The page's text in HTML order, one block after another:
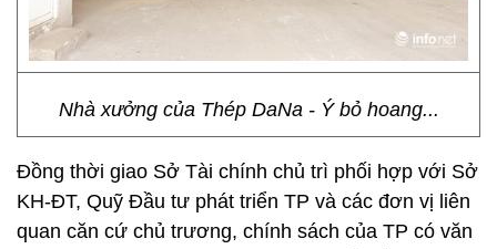
Nhà xưởng của Thép DaNa - Ý bỏ hoang...
Đồng thời giao Sở Tài chính chủ trì phối hợp với Sở
KH-ĐT, Quỹ Đầu tư phát triển TP và các đơn vị liên
quan căn cứ chủ trương, chính sách của TP có văn